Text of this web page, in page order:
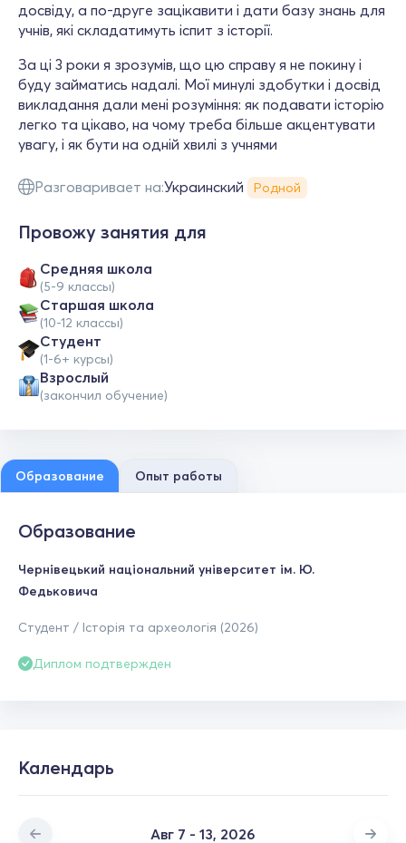
досвіду, а по-друге зацікавити і дати базу знань для
учнів, які складатимуть іспит з історії.
За ці 3 роки я зрозумів, що цю справу я не покину і
буду займатись надалі. Мої минулі здобутки і досвід
викладання дали мені розуміння: як подавати історію
легко та цікаво, на чому треба більше акцентувати
увагу, і як бути на одній хвилі з учнями
Разговаривает на:Украинский Родной
Провожу занятия для
Средняя школа
(5-9 классы)
Cтаршая школа
(10-12 классы)
Студент
(1-6+ курсы)
Взрослый
(закончил обучение)
Образование Опыт работы
Образование
Чернівецький національний університет ім. Ю.
Федьковича
Студент / Історія та археологія (2026)
Диплом подтвержден
Календарь
Авг 7 - 13, 2026